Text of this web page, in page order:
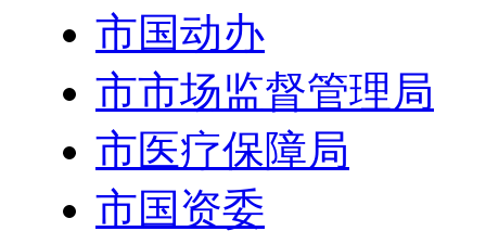
市国动办
市市场监督管理局
市医疗保障局
市国资委